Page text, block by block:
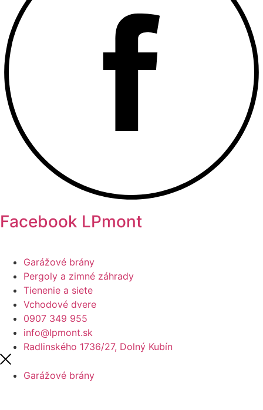
Facebook LPmont
Garážové brány
Pergoly a zimné záhrady
Tienenie a siete
Vchodové dvere
0907 349 955
info@lpmont.sk
Radlinského 1736/27, Dolný Kubín
Garážové brány